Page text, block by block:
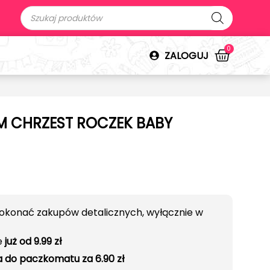
ZALOGUJ
0
CHRZEST ROCZEK BABY
zakupów detalicznych, wyłącznie w
już od 9.99 zł
paczkomatu za 6.90 zł